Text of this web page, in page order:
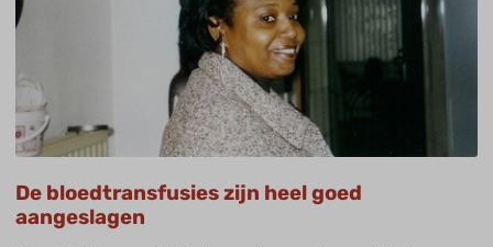
De bloedtransfusies zijn heel goed
aangeslagen